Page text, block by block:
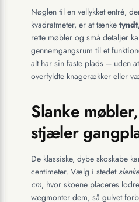
Nøglen til en vellykket entré,
kvadratmeter, er at tænke
rette møbler og små detaljer
gennemgangsrum til et
alt har sin faste plads – uden
overfyldte knagerækker eller
Slanke
stjæler
De klassiske, dybe skoskabe
centimeter. Vælg i stedet
cm, hvor skoene placeres
vægmonter dem, så gulvet